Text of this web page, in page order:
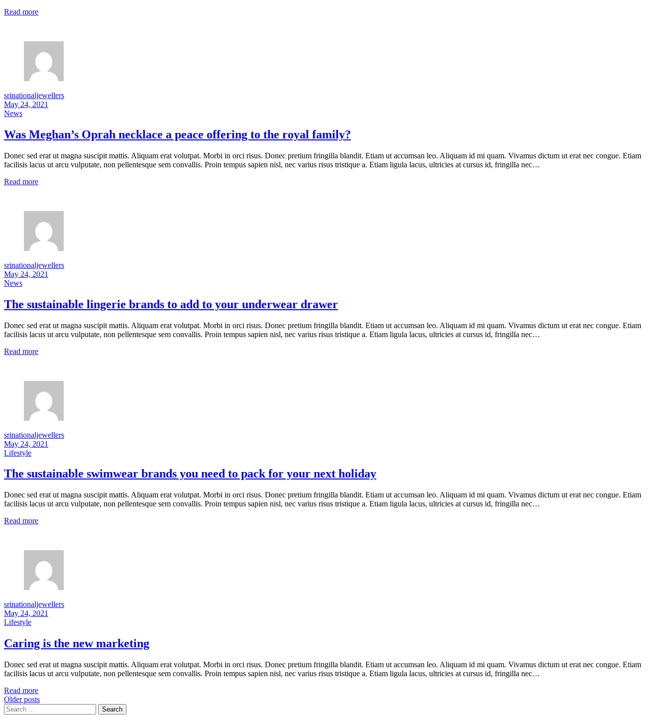
Read more
srinationaljewellers
May 24, 2021
News
Was Meghan’s Oprah necklace a peace offering to the royal family?
Donec sed erat ut magna suscipit mattis. Aliquam erat volutpat. Morbi in orci risus. Donec pretium fringilla blandit. Etiam ut accumsan leo. Aliquam id mi quam. Vivamus dictum ut erat nec congue. Etiam
facilisis lacus ut arcu vulputate, non pellentesque sem convallis. Proin tempus sapien nisl, nec varius risus tristique a. Etiam ligula lacus, ultricies at cursus id, fringilla nec…
Read more
srinationaljewellers
May 24, 2021
News
The sustainable lingerie brands to add to your underwear drawer
Donec sed erat ut magna suscipit mattis. Aliquam erat volutpat. Morbi in orci risus. Donec pretium fringilla blandit. Etiam ut accumsan leo. Aliquam id mi quam. Vivamus dictum ut erat nec congue. Etiam
facilisis lacus ut arcu vulputate, non pellentesque sem convallis. Proin tempus sapien nisl, nec varius risus tristique a. Etiam ligula lacus, ultricies at cursus id, fringilla nec…
Read more
srinationaljewellers
May 24, 2021
Lifestyle
The sustainable swimwear brands you need to pack for your next holiday
Donec sed erat ut magna suscipit mattis. Aliquam erat volutpat. Morbi in orci risus. Donec pretium fringilla blandit. Etiam ut accumsan leo. Aliquam id mi quam. Vivamus dictum ut erat nec congue. Etiam
facilisis lacus ut arcu vulputate, non pellentesque sem convallis. Proin tempus sapien nisl, nec varius risus tristique a. Etiam ligula lacus, ultricies at cursus id, fringilla nec…
Read more
srinationaljewellers
May 24, 2021
Lifestyle
Caring is the new marketing
Donec sed erat ut magna suscipit mattis. Aliquam erat volutpat. Morbi in orci risus. Donec pretium fringilla blandit. Etiam ut accumsan leo. Aliquam id mi quam. Vivamus dictum ut erat nec congue. Etiam
facilisis lacus ut arcu vulputate, non pellentesque sem convallis. Proin tempus sapien nisl, nec varius risus tristique a. Etiam ligula lacus, ultricies at cursus id, fringilla nec…
Read more
Older posts